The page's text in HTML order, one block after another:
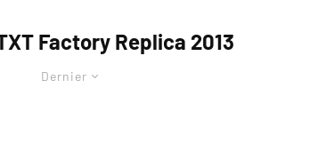
Factory Replica 2013
Dernier